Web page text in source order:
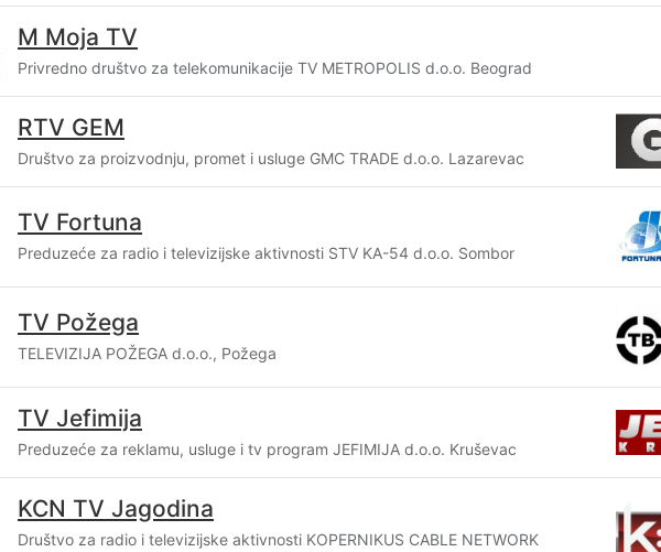
M Moja TV
Privredno društvo za telekomunikacije TV METROPOLIS d.o.o. Beograd
RTV GEM
Društvo za proizvodnju, promet i usluge GMC TRADE d.o.o. Lazarevac
TV Fortuna
Preduzeće za radio i televizijske aktivnosti STV KA-54 d.o.o. Sombor
TV Požega
TELEVIZIJA POŽEGA d.o.o., Požega
TV Jefimija
Preduzeće za reklamu, usluge i tv program JEFIMIJA d.o.o. Kruševac
KCN TV Jagodina
Društvo za radio i televizijske aktivnosti KOPERNIKUS CABLE NETWORK